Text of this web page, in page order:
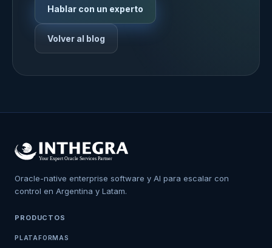
Hablar con un experto
Volver al blog
Oracle-native enterprise software y AI para escalar con
control en Argentina y Latam.
PRODUCTOS
PLATAFORMAS